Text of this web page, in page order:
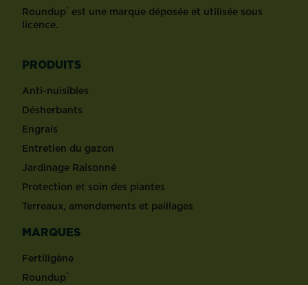
Roundup® est une marque déposée et utilisée sous
licence.
PRODUITS
Anti-nuisibles
Désherbants
Engrais
Entretien du gazon
Jardinage Raisonné
Protection et soin des plantes
Terreaux, amendements et paillages
MARQUES
Fertiligène
Roundup®